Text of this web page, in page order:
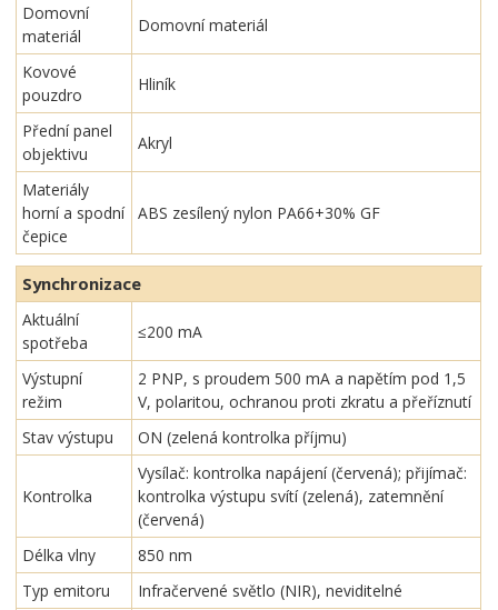
Domovní
materiál
Domovní materiál
Kovové
pouzdro
Hliník
Přední panel
objektivu
Akryl
Materiály
horní a spodní
čepice
ABS zesílený nylon PA66+30% GF
Synchronizace
Aktuální
spotřeba
≤200 mA
Výstupní
režim
2 PNP, s proudem 500 mA a napětím pod 1,5
V, polaritou, ochranou proti zkratu a přeříznutí
Stav výstupu
ON (zelená kontrolka příjmu)
Kontrolka
Vysílač: kontrolka napájení (červená); přijímač:
kontrolka výstupu svítí (zelená), zatemnění
(červená)
Délka vlny
850 nm
Typ emitoru
Infračervené světlo (NIR), neviditelné